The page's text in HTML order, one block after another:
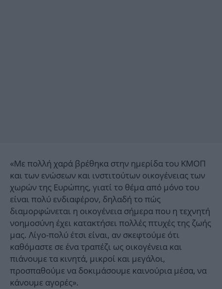
«Με πολλή χαρά βρέθηκα στην ημερίδα του ΚΜΟΠ
και των ενώσεων και ινστιτούτων οικογένειας των
χωρών της Ευρώπης, γιατί το θέμα από μόνο του
είναι πολύ ενδιαφέρον, δηλαδή το πώς
διαμορφώνεται η οικογένεια σήμερα που η τεχνητή
νοημοσύνη έχει κατακτήσει πολλές πτυχές της ζωής
μας. Λίγο-πολύ έτσι είναι, αν σκεφτούμε ότι
καθόμαστε σε ένα τραπέζι ως οικογένεια και
πιάνουμε τα κινητά, μικροί και μεγάλοι,
προσπαθούμε να δοκιμάσουμε καινούρια μέσα, να
κάνουμε αγορές».